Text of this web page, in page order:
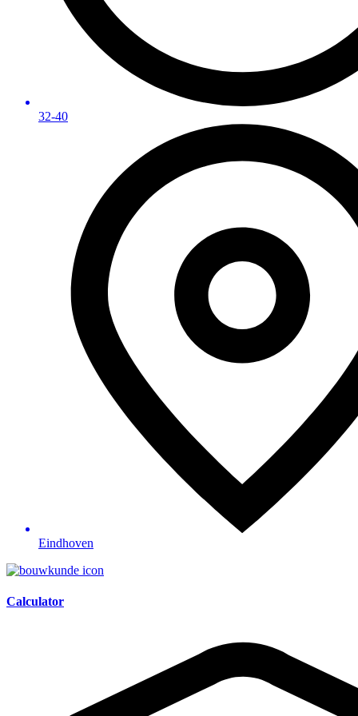
32-40
Eindhoven
Calculator